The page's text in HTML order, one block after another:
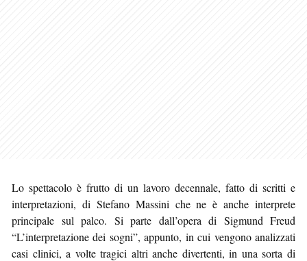
Lo spettacolo è frutto di un lavoro decennale, fatto di scritti e
interpretazioni, di Stefano Massini che ne è anche interprete
principale sul palco. Si parte dall’opera di Sigmund Freud
“L’interpretazione dei sogni”, appunto, in cui vengono analizzati
casi clinici, a volte tragici altri anche divertenti, in una sorta di